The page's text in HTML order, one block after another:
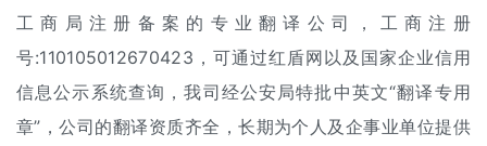
工商局注册备案的专业翻译公司，工商注册
号:110105012670423，可通过红盾网以及国家企业信用
信息公示系统查询，我司经公安局特批中英文“翻译专用
章”，公司的翻译资质齐全，长期为个人及企事业单位提供